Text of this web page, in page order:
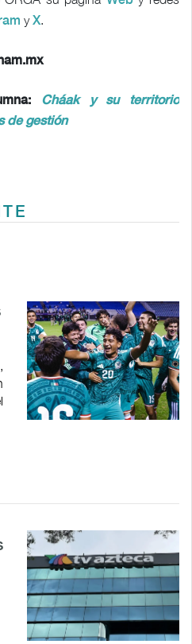
yX.
Cháak y su territorio
de gestión